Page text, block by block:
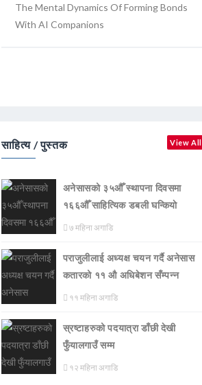
The Mental Dynamics Of Forming Bonds
With AI Companions
साहित्य / पुस्तक View All
अनेसासको ३५औँ स्थापना दिवसमा
१६६औँ साहित्यिक डबली घन्कियाे
७ महिना अगाडि
पराजुलीलाई अध्यक्ष चयन गर्दै अनेसास
कतारको ११ औ अधिबेशन सँम्पन्न
११ महिना अगाडि
स्रष्टाहरुको पदयात्रा डाँछी देखी
फुँयालगाउँ सम्म
१२ महिना अगाडि